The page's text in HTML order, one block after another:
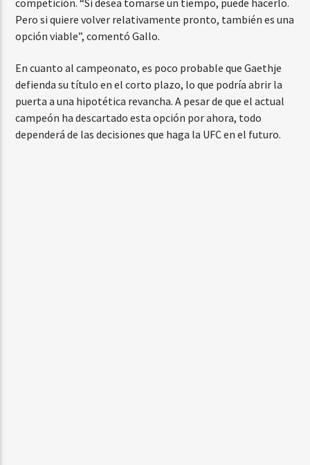
Pero si quiere volver relativamente pronto, también es una
opción viable”, comentó Gallo.
En cuanto al campeonato, es poco probable que Gaethje
defienda su título en el corto plazo, lo que podría abrir la
puerta a una hipotética revancha. A pesar de que el actual
campeón ha descartado esta opción por ahora, todo
dependerá de las decisiones que haga la UFC en el futuro.